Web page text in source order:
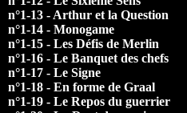
n°1-13 - Arthur et la Question
n°1-14 - Monogame
n°1-15 - Les Défis de Merlin
n°1-16 - Le Banquet des chefs
n°1-17 - Le Signe
n°1-18 - En forme de Graal
n°1-19 - Le Repos du guerrier